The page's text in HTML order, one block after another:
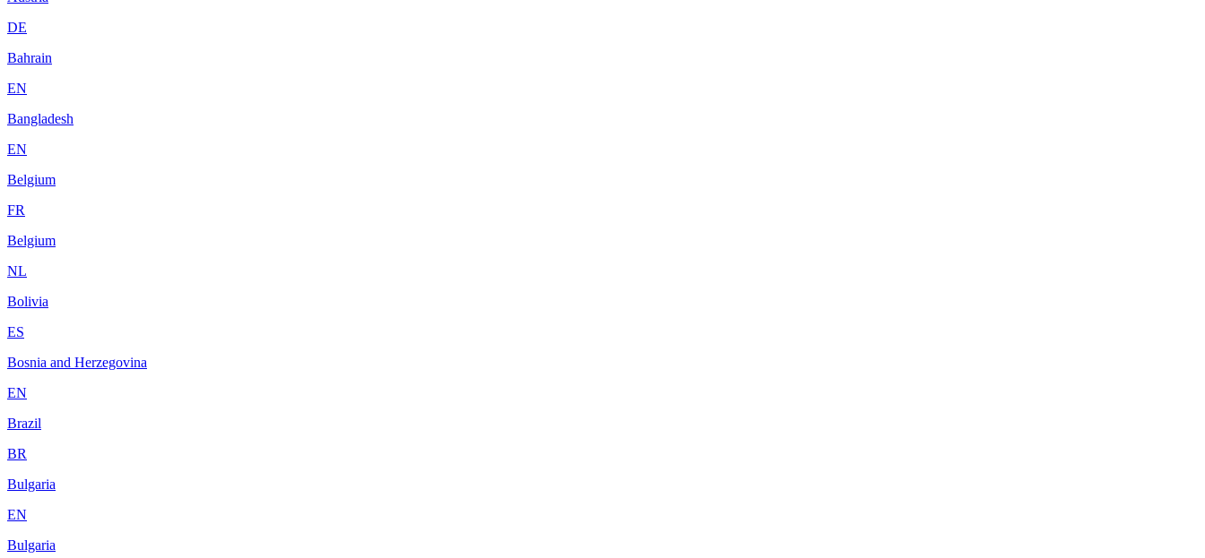
DE
Bahrain
EN
Bangladesh
EN
Belgium
FR
Belgium
NL
Bolivia
ES
Bosnia and Herzegovina
EN
Brazil
BR
Bulgaria
EN
Bulgaria